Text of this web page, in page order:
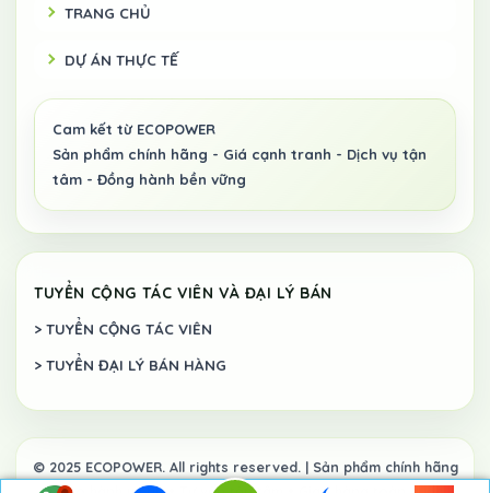
TRANG CHỦ
DỰ ÁN THỰC TẾ
TUYỂN CỘNG TÁC VIÊN VÀ ĐẠI LÝ BÁN
> TUYỂN CỘNG TÁC VIÊN
> TUYỂN ĐẠI LÝ BÁN HÀNG